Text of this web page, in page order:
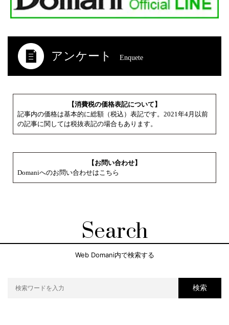
アンケート Enquete
【消費税の価格表記について】
記事内の価格は基本的に総額（税込）表記です。2021年4月以前
の記事に関しては税抜表記の場合もあります。
【お問い合わせ】
Domaniへのお問い合わせはこちら
Search
Web Domani内で検索する
検索